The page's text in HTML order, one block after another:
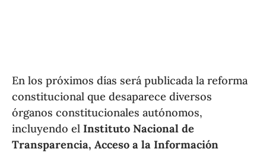
En los próximos días será publicada la reforma
constitucional que desaparece diversos
órganos constitucionales autónomos,
incluyendo el Instituto Nacional de
Transparencia, Acceso a la Información